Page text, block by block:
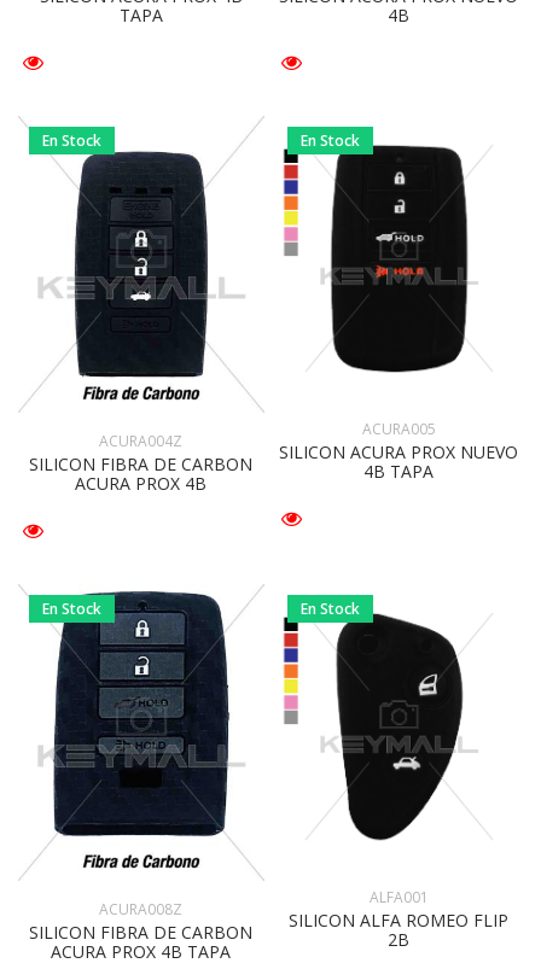
TAPA
4B
En Stock
ACURA004Z
SILICON FIBRA DE CARBON
ACURA PROX 4B
En Stock
ACURA005
SILICON ACURA PROX NUEVO
4B TAPA
En Stock
ACURA008Z
SILICON FIBRA DE CARBON
ACURA PROX 4B TAPA
En Stock
ALFA001
SILICON ALFA ROMEO FLIP
2B